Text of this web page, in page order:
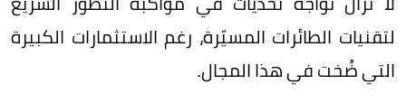
لتقنيات الطائرات المسيّرة، رغم الاستثمارات الكبيرة
التي ضُخت في هذا المجال.